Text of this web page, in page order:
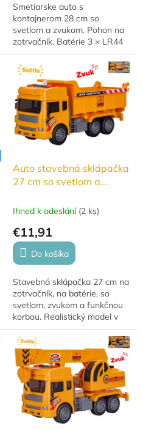
Smetiarske auto s
kontajnerom 28 cm so
svetlom a zvukom. Pohon na
zotrvačník. Batérie 3 × LR44
sú súčasťou balenia na
testovacie účely, takže je
možné auto ihneď vyskúšať....
Auto stavebná sklápačka
27 cm so svetlom a
Ihned k odeslání (2 ks)
€11,91
Do košíka
Stavebná sklápačka 27 cm na
zotrvačník, na batérie, so
svetlom, zvukom a funkčnou
korbou. Realistický model v
krabičke, ideálny pre malých
staviteľov. Batéria 3 × LR44
súčasťou...